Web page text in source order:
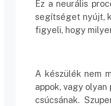
Ez a neurális
segítséget nyújt,
figyeli, hogy
A készülék nem
appok, vagy
csúcsának.